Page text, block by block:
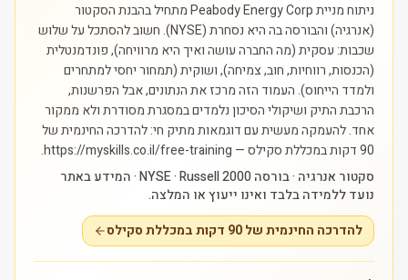
ניתוח מניית Peabody Energy Corp מתחיל בהבנת הסקטור
(אנרגיה) והבורסה בה היא נסחרת (NYSE). חשוב להסתכל על שלוש
שכבות: עסקית (מה החברה עושה ואיך היא מרוויחה), פונדמנטלית
(הכנסות, רווחיות, חוב, צמיחה), ושוקית (תמחור יחסי למתחרים
ולמדד הייחוס). העמוד הזה מרכז את הנתונים, אבל הפרשנות,
הרכבת התיק ושיקולי הסיכון נלמדים במסגרת מסודרת ולא ממקור
אחד.להעמקה מעשית עם דוגמאות מתיק חי: להדרכה החינמית של
90 דקות במכללת סקילס — https://myskills.co.il/free-training.
סקטור אנרגיה · בורסה NYSE · Russell 2000 · המידע באתר
נועד ללמידה בלבד ואינו ייעוץ או המלצה.
להדרכה החינמית של 90 דקות במכללת סקילס